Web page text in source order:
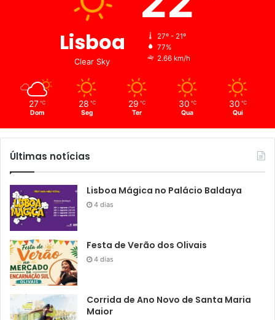
Lisboa
Clear Sky
27º - 21º
77%
2.66 km/h
27 ℃
Dom
28 ℃
Seg
29 ℃
Ter
30 ℃
Qua
30 ℃
Qui
Últimas notícias
Lisboa Mágica no Palácio Baldaya
4 dias
Festa de Verão dos Olivais
4 dias
Corrida de Ano Novo de Santa Maria
Maior